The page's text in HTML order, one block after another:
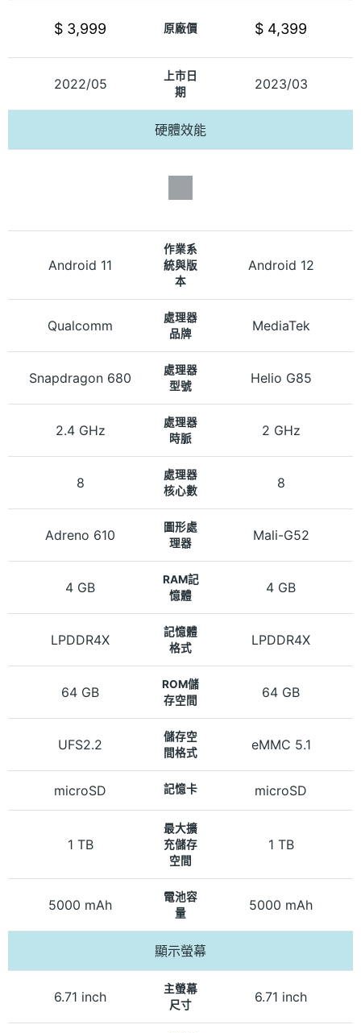
$ 3,999 原廠價 $ 4,399
2022/05
上市日
期
2023/03
硬體效能
Android 11
作業系
統與版
本
Android 12
Qualcomm
處理器
品牌
MediaTek
Snapdragon 680
處理器
型號
Helio G85
2.4 GHz
處理器
時脈
2 GHz
8
處理器
核心數
8
Adreno 610
圖形處
理器
Mali-G52
4 GB
RAM記
憶體
4 GB
LPDDR4X
記憶體
格式
LPDDR4X
64 GB
ROM儲
存空間
64 GB
UFS2.2
儲存空
間格式
eMMC 5.1
microSD 記憶卡 microSD
1 TB
最大擴
充儲存
空間
1 TB
5000 mAh
電池容
量
5000 mAh
顯示螢幕
6.71 inch
主螢幕
尺寸
6.71 inch